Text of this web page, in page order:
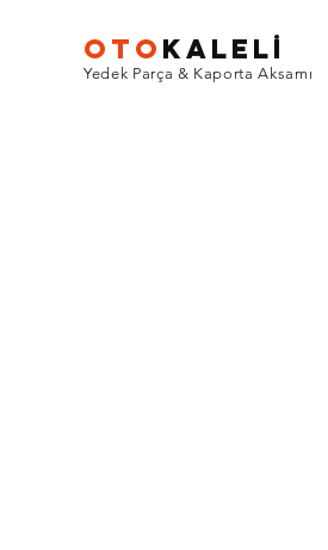
OTO KALELİ
Yedek Parça & Kaporta Aksamı